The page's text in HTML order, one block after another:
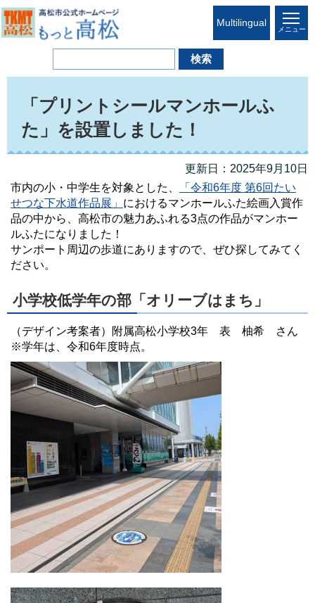
Multilingual
メニュー
「プリントシールマンホールふ
た」を設置しました！
更新日：2025年9月10日
市内の小・中学生を対象とした、
「令和6年度 第6回たい
せつな下水道作品展」 におけるマンホールふた絵画入賞作
品の中から、高松市の魅力あふれる3点の作品がマンホー
ルふたになりました！
サンポート周辺の歩道にありますので、ぜひ探してみてく
ださい。
小学校低学年の部「オリーブはまち」
（デザイン考案者）附属高松小学校3年 表 柚希 さん
※学年は、令和6年度時点。